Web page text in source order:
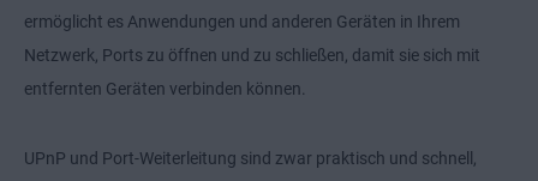
ermöglicht es Anwendungen und anderen Geräten in Ihrem
Netzwerk, Ports zu öffnen und zu schließen, damit sie sich mit
entfernten Geräten verbinden können.
UPnP und Port-Weiterleitung sind zwar praktisch und schnell,